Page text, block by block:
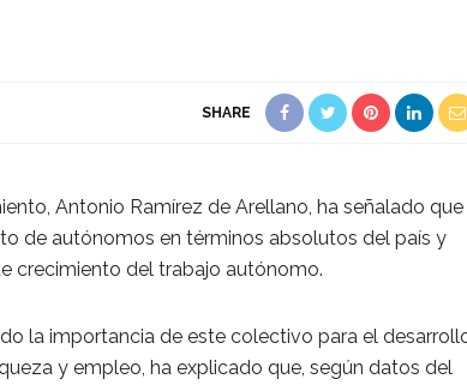
SHARE
Antonio Ramírez de Arellano, ha señalado que
de autónomos en términos absolutos del país y
crecimiento del trabajo autónomo.
la importancia de este colectivo para el
y empleo, ha explicado que, según datos del